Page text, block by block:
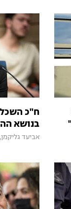
ח"כ
בנושא
אביעד גליקמן,